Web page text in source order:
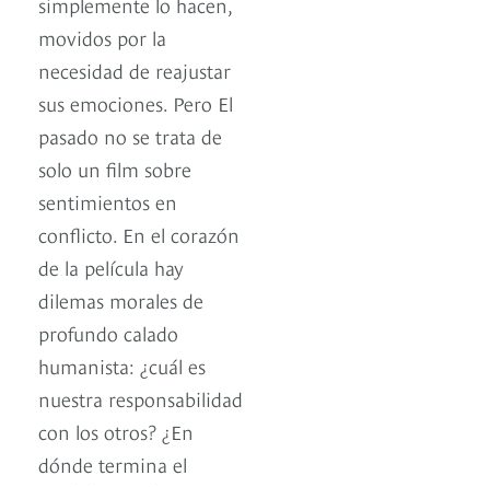
movidos por la
necesidad de reajustar
sus emociones. Pero El
pasado no se trata de
solo un film sobre
sentimientos en
conflicto. En el corazón
de la película hay
dilemas morales de
profundo calado
humanista: ¿cuál es
nuestra responsabilidad
con los otros? ¿En
dónde termina el